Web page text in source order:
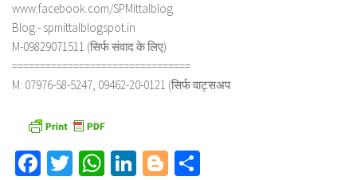
www.facebook.com/SPMittalblog
Blog:- spmittalblogspot.in
M-09829071511 (सिर्फ संवाद के लिए)
================================
M: 07976-58-5247, 09462-20-0121 (सिर्फ वाट्सअप
Facebook
TwitterWhatsApp
LinkedIn
Blogger